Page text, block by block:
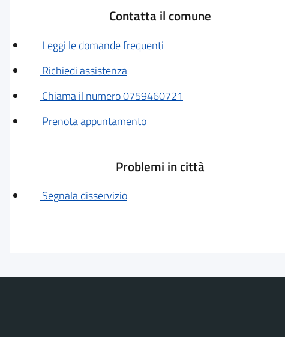
Contatta il comune
Leggi le domande frequenti
Richiedi assistenza
Chiama il numero 0759460721
Prenota appuntamento
Problemi in città
Segnala disservizio